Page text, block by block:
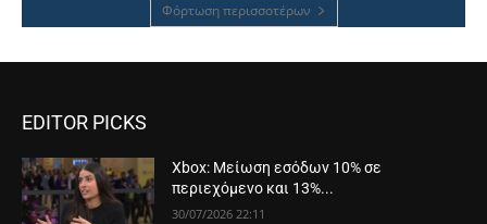
Φόρτωση περισσοτέρων
EDITOR PICKS
Xbox: Μείωση εσόδων 10% σε
περιεχόμενο και 13%...
30/07/2026 22:11